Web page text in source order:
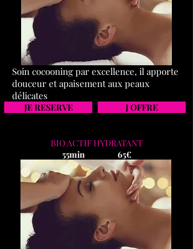
Soin cocooning par excellence, il apporte
douceur et apaisement aux peaux
délicates
JE RESERVE J OFFRE
BIO ACTIF HYDRATANT
55min 65€